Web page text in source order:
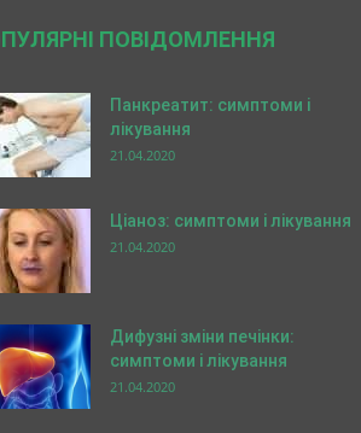
ПОВІДОМЛЕННЯ
Панкреатит: симптоми і
лікування
21.04.2020
Ціаноз: симптоми і лікування
21.04.2020
Дифузні зміни печінки:
симптоми і лікування
21.04.2020